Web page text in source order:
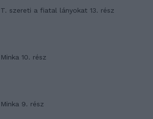
T. szereti a fiatal lányokat 13. rész
Minka 10. rész
Minka 9. rész